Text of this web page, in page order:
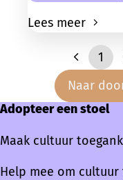
Lees meer
1
Naar
Adopteer een stoel
Maak cultuur
Help mee om